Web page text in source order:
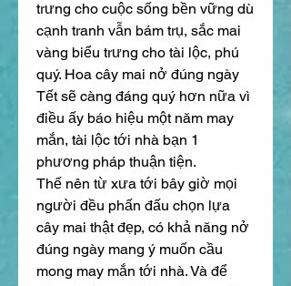
trưng cho cuộc sống bền vững dù
cạnh tranh vẫn bám trụ, sắc mai
vàng biểu trưng cho tài lộc, phú
quý. Hoa cây mai nở đúng ngày
Tết sẽ càng đáng quý hơn nữa vì
điều ấy báo hiệu một năm may
mắn, tài lộc tới nhà bạn 1
phương pháp thuận tiện.
Thế nên từ xưa tới bây giờ mọi
người đều phấn đấu chọn lựa
cây mai thật đẹp, có khả năng nở
đúng ngày mang ý muốn cầu
mong may mắn tới nhà. Và để